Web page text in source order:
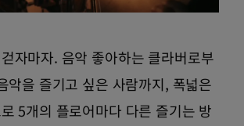
자마자. 음악 좋아하는 클라버로부
악을 즐기고 싶은 사람까지, 폭넓은
5개의 플로어마다 다른 즐기는 방